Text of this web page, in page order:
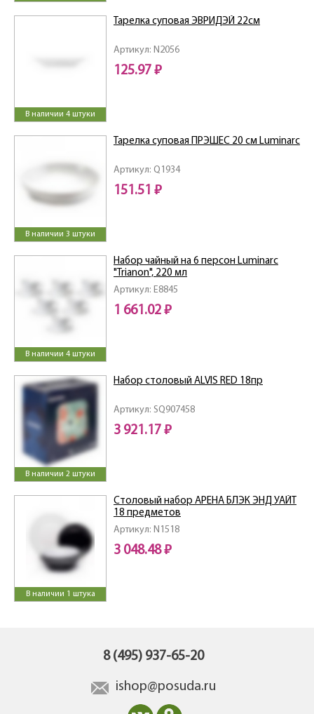
В наличии 4 штуки
Артикул: N2056
Тарелка суповая ЭВРИДЭЙ 22см
125.97 ₽
В наличии 3 штуки
Артикул: Q1934
Тарелка суповая ПРЭШЕС 20 см Luminarc
151.51 ₽
В наличии 4 штуки
Артикул: E8845
Набор чайный на 6 персон Luminarc
"Trianon", 220 мл
1 661.02 ₽
В наличии 2 штуки
Артикул: SQ907458
Набор столовый ALVIS RED 18пр
3 921.17 ₽
В наличии 1 штука
Артикул: N1518
Столовый набор АРЕНА БЛЭК ЭНД УАЙТ
18 предметов
3 048.48 ₽
8 (495) 937-65-20
ishop@posuda.ru